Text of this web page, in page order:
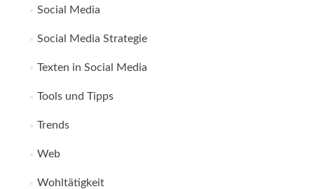
Social Media
Social Media Strategie
Texten in Social Media
Tools und Tipps
Trends
Web
Wohltätigkeit